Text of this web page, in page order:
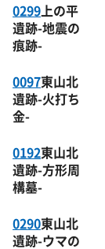
0299上の平
遺跡-地震の
痕跡-
0097東山北
遺跡-火打ち
金-
0192東山北
遺跡-方形周
構墓-
0290東山北
遺跡-ウマの